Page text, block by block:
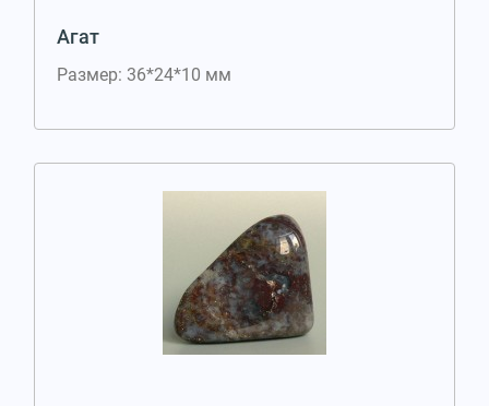
Агат
Размер: 36*24*10 мм